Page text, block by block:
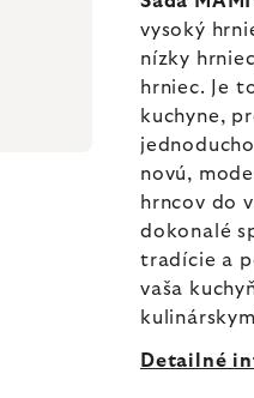
vysoký
nízky
hrniec. Je
kuchyne,
novú,
hrncov do
dokonalé
tradície a
vaša
Detailné